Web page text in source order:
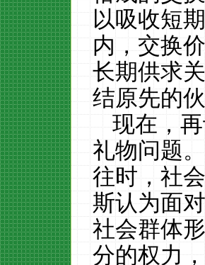
以吸收短
内，交换
长期供求
结原先的
现在，
礼物问题
往时，社
斯认为面
社会群体
分的权力